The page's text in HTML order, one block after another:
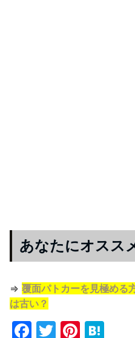
あなたにオスス
⇒ 覆面パトカーを見極める
は古い？
F
T
Pi